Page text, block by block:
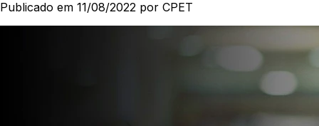
Publicado em 11/08/2022 por CPET